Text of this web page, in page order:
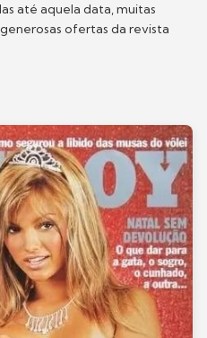
até aquela data, muitas
ofertas da revista